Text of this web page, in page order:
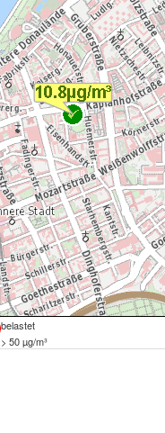
belastet
> 50 µg/m³